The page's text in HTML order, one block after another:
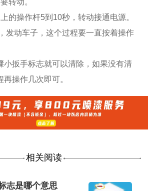
的操作杆5到10秒，转动接通电源。
发动车子，这个过程要一直按着操作
小扳手标志就可以清除，如果没有清
操作几次即可。
相关阅读
志是哪个意思